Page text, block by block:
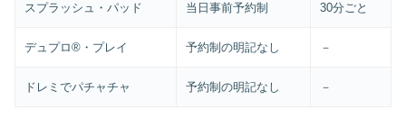
スプラッシュ・パッド 当日事前予約制 30分ごと
デュプロ®・プレイ 予約制の明記なし －
ドレミでパチャチャ 予約制の明記なし －